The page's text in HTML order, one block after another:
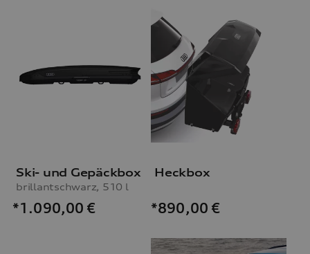
Ski- und Gepäckbox
brillantschwarz, 510 l
*1.090,00 €
Heckbox
*890,00 €